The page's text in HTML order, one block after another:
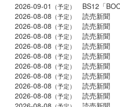
2026-09-01 （予定）
BS12「
2026-08-08 （予定）
読売新聞
2026-08-08 （予定）
読売新聞
2026-08-08 （予定）
読売新聞
2026-08-08 （予定）
読売新聞
2026-08-08 （予定）
読売新聞
2026-08-08 （予定）
読売新聞
2026-08-08 （予定）
読売新聞
2026-08-08 （予定）
読売新聞
2026-08-08 （予定）
読売新聞